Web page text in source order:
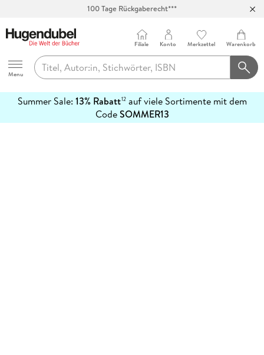
100 Tage Rückgaberecht***
Hugendubel
Menu
Filiale Konto Merkzettel Warenkorb
Summer Sale: 13% Rabatt12auf viele Sortimente mit dem
CodeSOMMER13
erfahren